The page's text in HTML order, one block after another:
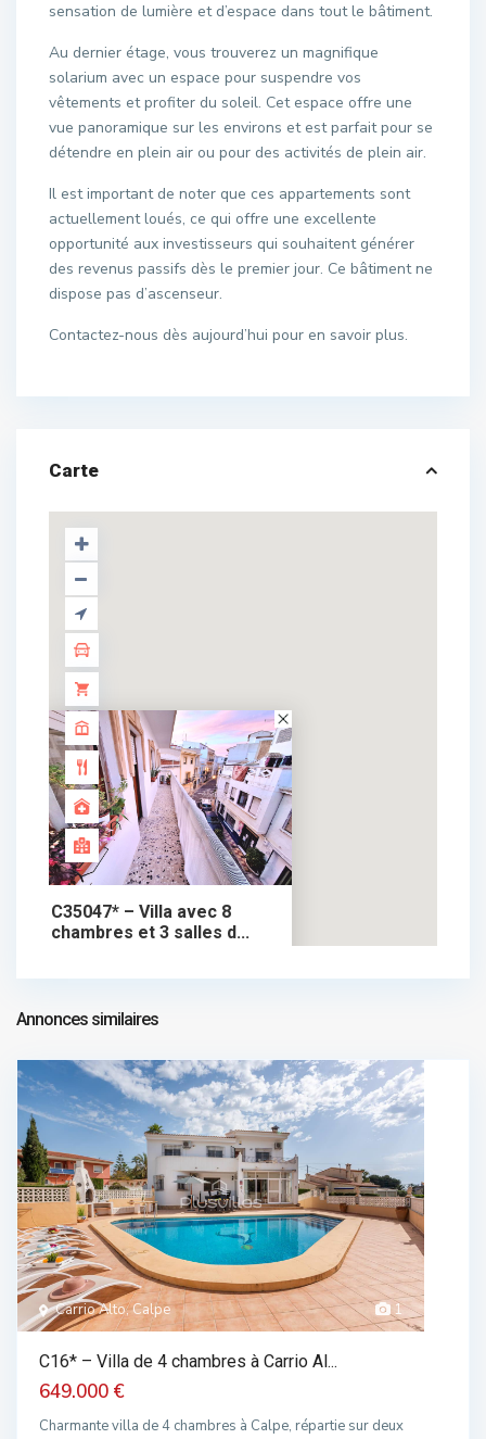
sensation de lumière et d’espace dans tout le bâtiment.
Au dernier étage, vous trouverez un magnifique
solarium avec un espace pour suspendre vos
vêtements et profiter du soleil. Cet espace offre une
vue panoramique sur les environs et est parfait pour se
détendre en plein air ou pour des activités de plein air.
Il est important de noter que ces appartements sont
actuellement loués, ce qui offre une excellente
opportunité aux investisseurs qui souhaitent générer
des revenus passifs dès le premier jour. Ce bâtiment ne
dispose pas d’ascenseur.
Contactez-nous dès aujourd’hui pour en savoir plus.
Carte
499.000 €
C35047* – Villa avec 8
chambres et 3 salles d...
499.000 €
Annonces similaires
1
Carrio Alto, Calpe
C16* – Villa de 4 chambres à Carrio Al...
649.000 €
Charmante villa de 4 chambres à Calpe, répartie sur deux